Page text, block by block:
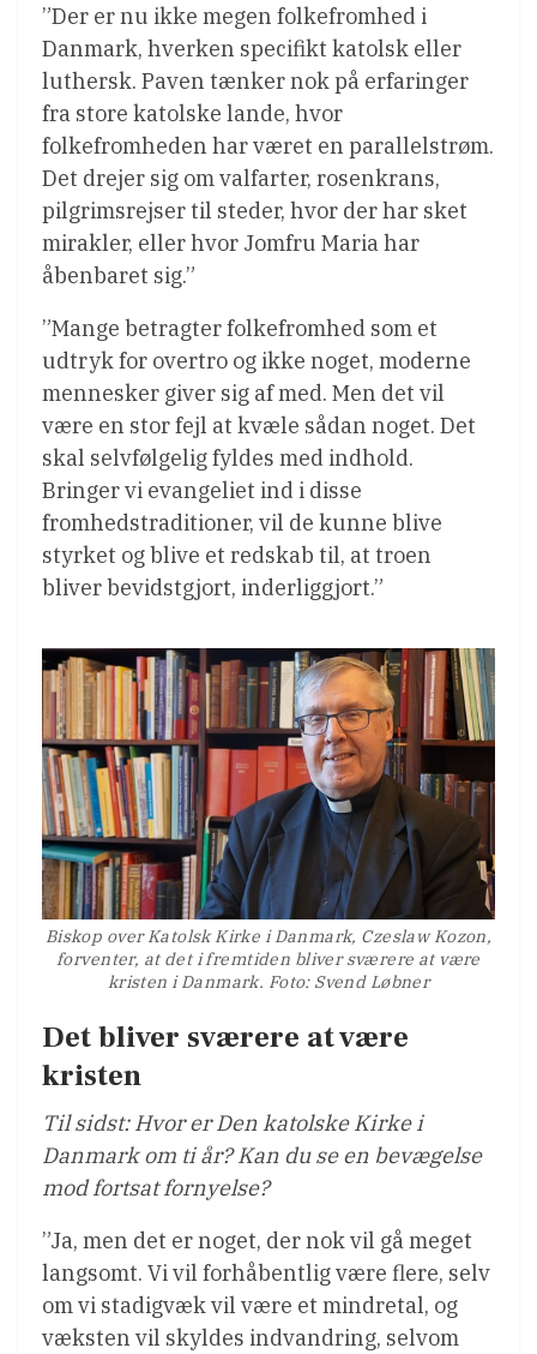
”Der er nu ikke megen folkefromhed i
Danmark, hverken specifikt katolsk eller
luthersk. Paven tænker nok på erfaringer
fra store katolske lande, hvor
folkefromheden har været en parallelstrøm.
Det drejer sig om valfarter, rosenkrans,
pilgrimsrejser til steder, hvor der har sket
mirakler, eller hvor Jomfru Maria har
åbenbaret sig.”
”Mange betragter folkefromhed som et
udtryk for overtro og ikke noget, moderne
mennesker giver sig af med. Men det vil
være en stor fejl at kvæle sådan noget. Det
skal selvfølgelig fyldes med indhold.
Bringer vi evangeliet ind i disse
fromhedstraditioner, vil de kunne blive
styrket og blive et redskab til, at troen
bliver bevidstgjort, inderliggjort.”
Biskop over Katolsk Kirke i Danmark, Czeslaw Kozon,
forventer, at det i fremtiden bliver sværere at være
kristen i Danmark. Foto: Svend Løbner
Det bliver sværere at være
kristen
Til sidst: Hvor er Den katolske Kirke i
Danmark om ti år? Kan du se en bevægelse
mod fortsat fornyelse?
”Ja, men det er noget, der nok vil gå meget
langsomt. Vi vil forhåbentlig være flere, selv
om vi stadigvæk vil være et mindretal, og
væksten vil skyldes indvandring, selvom